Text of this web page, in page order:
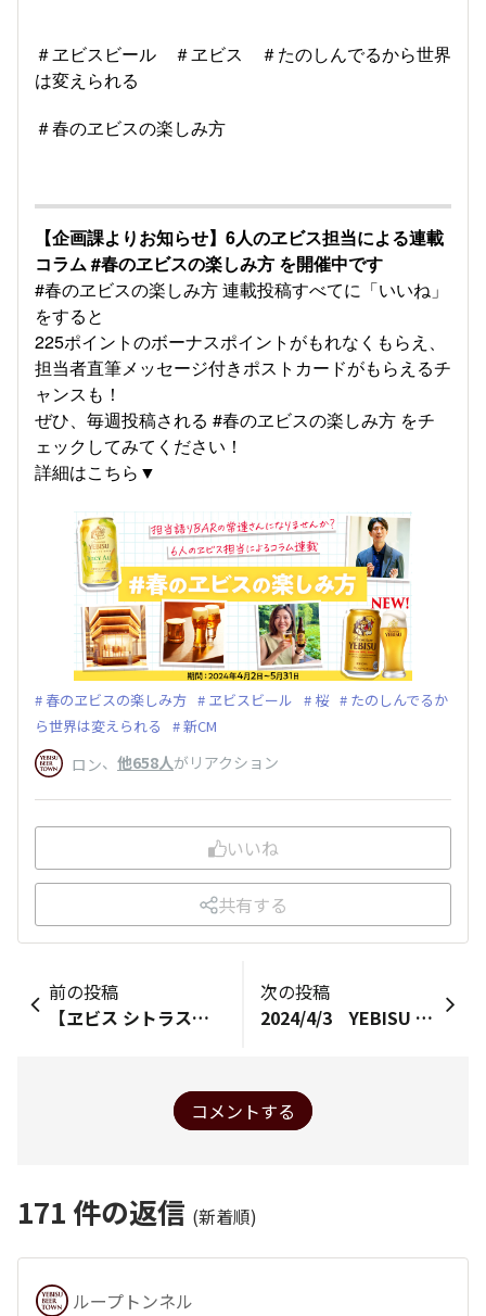
＃ヱビスビール ＃ヱビス ＃たのしんでるから世界
は変えられる
＃春のヱビスの楽しみ方
【企画課よりお知らせ】6人のヱビス担当による連載
コラム #春のヱビスの楽しみ方 を開催中です
#春のヱビスの楽しみ方連載投稿すべてに「いいね」
をすると
225ポイントのボーナスポイントがもれなくもらえ、
担当者直筆メッセージ付きポストカードがもらえるチ
ャンスも！
ぜひ、毎週投稿される #春のヱビスの楽しみ方 をチ
ェックしてみてください！
詳細はこちら▼
春のヱビスの楽しみ方 ヱビスビール 桜
たのしんでるか
ら世界は変えられる
新CM
ロン、 他658人がリアクション
いいね
共有する
前の投稿
【ヱビス シトラスブラン】デザインとマリアージュ料理についてご紹介！
次の投稿
2024/4/3 YEBISU BREWERY TOKYOついに開業！！
コメントする
171 件の返信 (新着順)
ループトンネル